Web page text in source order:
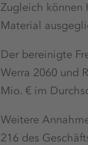
Zugleich können
Material
Der bereinigte
Werra 2060 und
Mio. € im
Weitere
216 des